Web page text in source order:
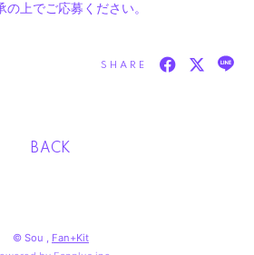
承の上でご応募ください。
SHARE
BACK
© Sou , Fan+Kit